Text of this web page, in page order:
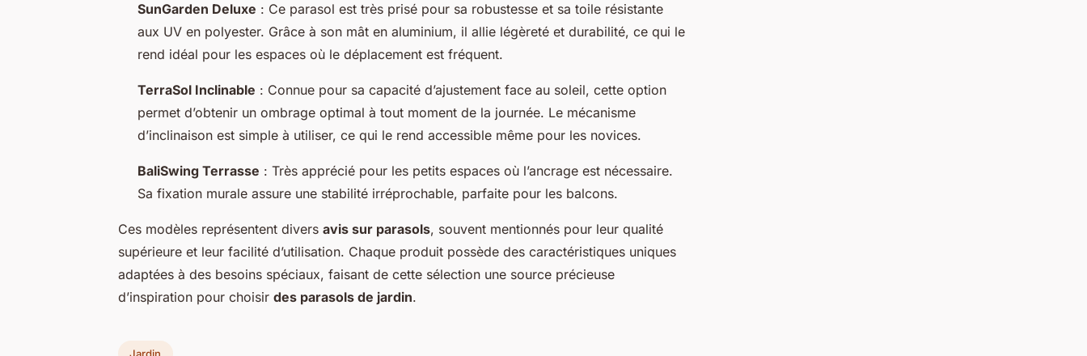
SunGarden Deluxe : Ce parasol est très prisé pour sa robustesse et sa toile résistante
aux UV en polyester. Grâce à son mât en aluminium, il allie légèreté et durabilité, ce qui le
rend idéal pour les espaces où le déplacement est fréquent.
TerraSol Inclinable : Connue pour sa capacité d’ajustement face au soleil, cette option
permet d’obtenir un ombrage optimal à tout moment de la journée. Le mécanisme
d’inclinaison est simple à utiliser, ce qui le rend accessible même pour les novices.
BaliSwing Terrasse : Très apprécié pour les petits espaces où l’ancrage est nécessaire.
Sa fixation murale assure une stabilité irréprochable, parfaite pour les balcons.
Ces modèles représentent divers avis sur parasols, souvent mentionnés pour leur qualité
supérieure et leur facilité d’utilisation. Chaque produit possède des caractéristiques uniques
adaptées à des besoins spéciaux, faisant de cette sélection une source précieuse
d’inspiration pour choisir des parasols de jardin.